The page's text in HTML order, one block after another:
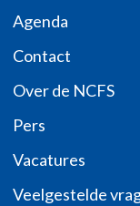
Agenda
Contact
Over de NCFS
Pers
Vacatures
Veelgestelde